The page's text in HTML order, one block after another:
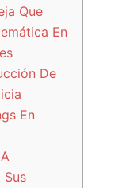
Que
En
De
En
Sus